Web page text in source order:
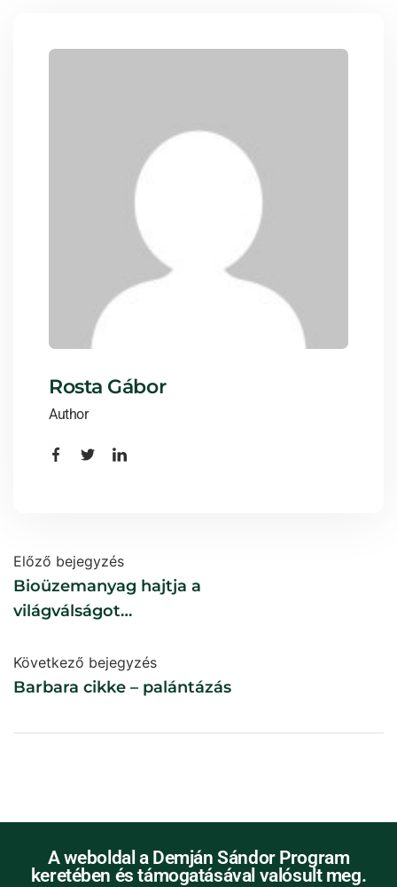
Rosta Gábor
Author
Előző bejegyzés
Bioüzemanyag hajtja a
világválságot
Következő bejegyzés
Barbara cikke – palántázás
A weboldal a Demján Sándor Program
keretében és támogatásával valósult meg.